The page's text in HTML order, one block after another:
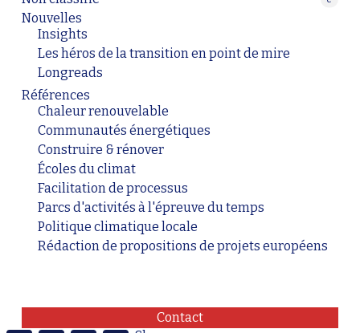
Nouvelles
Insights
Les héros de la transition en point de mire
Longreads
Références
Chaleur renouvelable
Communautés énergétiques
Construire & rénover
Écoles du climat
Facilitation de processus
Parcs d'activités à l'épreuve du temps
Politique climatique locale
Rédaction de propositions de projets européens
Contact